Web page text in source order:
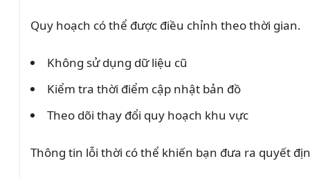
Quy hoạch có thể được điều chỉnh theo thời gian.
Không sử dụng dữ liệu cũ
Kiểm tra thời điểm cập nhật bản đồ
Theo dõi thay đổi quy hoạch khu vực
Thông tin lỗi thời có thể khiến bạn đưa ra quyết